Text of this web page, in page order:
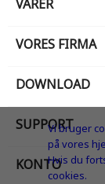
Vi bruger
på vores
Hvis du
cookies.
VARER
VORES FIRMA
DOWNLOAD
SUPPORT
KONTO